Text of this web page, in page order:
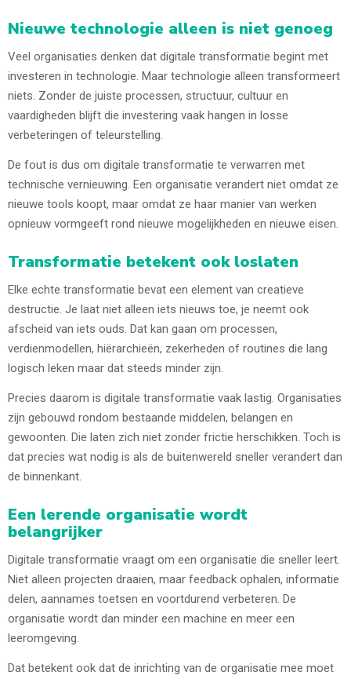
Nieuwe technologie alleen is niet genoeg
Veel organisaties denken dat digitale transformatie begint met
investeren in technologie. Maar technologie alleen transformeert
niets. Zonder de juiste processen, structuur, cultuur en
vaardigheden blijft die investering vaak hangen in losse
verbeteringen of teleurstelling.
De fout is dus om digitale transformatie te verwarren met
technische vernieuwing. Een organisatie verandert niet omdat ze
nieuwe tools koopt, maar omdat ze haar manier van werken
opnieuw vormgeeft rond nieuwe mogelijkheden en nieuwe eisen.
Transformatie betekent ook loslaten
Elke echte transformatie bevat een element van creatieve
destructie. Je laat niet alleen iets nieuws toe, je neemt ook
afscheid van iets ouds. Dat kan gaan om processen,
verdienmodellen, hiërarchieën, zekerheden of routines die lang
logisch leken maar dat steeds minder zijn.
Precies daarom is digitale transformatie vaak lastig. Organisaties
zijn gebouwd rondom bestaande middelen, belangen en
gewoonten. Die laten zich niet zonder frictie herschikken. Toch is
dat precies wat nodig is als de buitenwereld sneller verandert dan
de binnenkant.
Een lerende organisatie wordt
belangrijker
Digitale transformatie vraagt om een organisatie die sneller leert.
Niet alleen projecten draaien, maar feedback ophalen, informatie
delen, aannames toetsen en voortdurend verbeteren. De
organisatie wordt dan minder een machine en meer een
leeromgeving.
Dat betekent ook dat de inrichting van de organisatie mee moet